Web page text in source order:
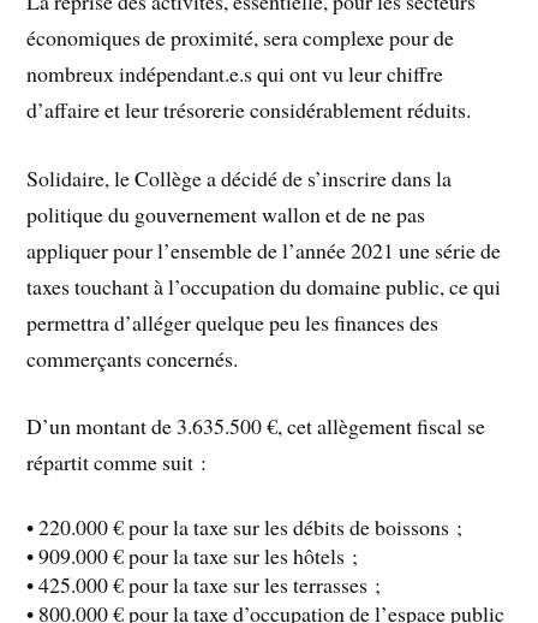
économiques de proximité, sera complexe pour de
nombreux indépendant.e.s qui ont vu leur chiffre
d’affaire et leur trésorerie considérablement réduits.
Solidaire, le Collège a décidé de s’inscrire dans la
politique du gouvernement wallon et de ne pas
appliquer pour l’ensemble de l’année 2021 une série de
taxes touchant à l’occupation du domaine public, ce qui
permettra d’alléger quelque peu les finances des
commerçants concernés.
D’un montant de 3.635.500 €, cet allègement fiscal se
répartit comme suit :
•220.000 € pour la taxe sur les débits de boissons ;
•909.000 € pour la taxe sur les hôtels ;
•425.000 € pour la taxe sur les terrasses ;
• 800.000 € pour la taxe d’occupation de l’espace public